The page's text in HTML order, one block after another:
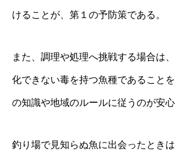
けることが、第１の予防策である。
また、調理や処理へ挑戦する場合は
化できない毒を持つ魚種であること
の知識や地域のルールに従うのが安心
釣り場で見知らぬ魚に出会ったときは